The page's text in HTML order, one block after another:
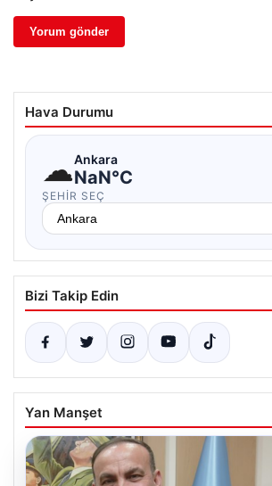
Hava Durumu
☁Ankara
NaN°C
ŞEHIR SEÇ
Bizi Takip Edin
Yan Manşet